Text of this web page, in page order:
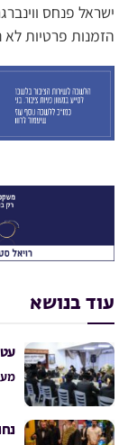
ישראל פנחס
הזמנות פרטיות לא
עוד בנושא